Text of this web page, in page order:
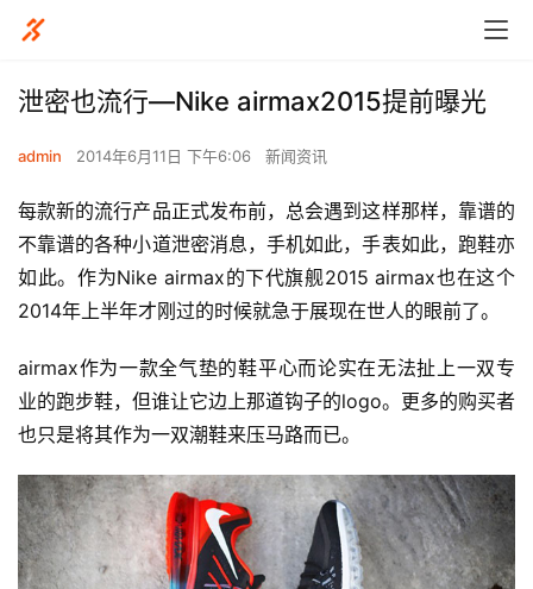
泄密也流行—Nike airmax2015提前曝光
admin 2014年6月11日 下午6:06 新闻资讯
每款新的流行产品正式发布前，总会遇到这样那样，靠谱的
不靠谱的各种小道泄密消息，手机如此，手表如此，跑鞋亦
如此。作为Nike airmax的下代旗舰2015 airmax也在这个
2014年上半年才刚过的时候就急于展现在世人的眼前了。
airmax作为一款全气垫的鞋平心而论实在无法扯上一双专
业的跑步鞋，但谁让它边上那道钩子的logo。更多的购买者
也只是将其作为一双潮鞋来压马路而已。